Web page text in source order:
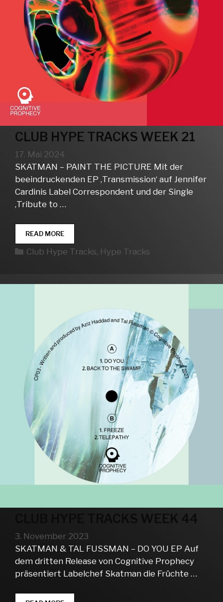
CLUB HYPE TRACKS WEEK 21
17. Mai 2024
SKATMAN – PAINT THE PICTURE Mit der
beeindruckenden EP ‚Transmission‘ auf Jennifer
Cardinis Label Correspondent und der Single
‚Tribute to …
READ MORECLUB
HYPE
TRACKS
Kategorien
Club Hype Tracks, Hype Tracks
CLUB HYPE TRACKS WEEK 44
3. November 2023
SKATMAN & TAL FUSSMAN – DO YOU EP Auf
dem dritten Release von Cognitive Prophecy
präsentiert Labelchef Skatman die Früchte …